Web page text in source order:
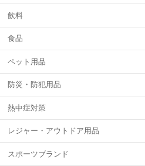
飲料
食品
ペット用品
防災・防犯用品
熱中症対策
レジャー・アウトドア用品
スポーツブランド